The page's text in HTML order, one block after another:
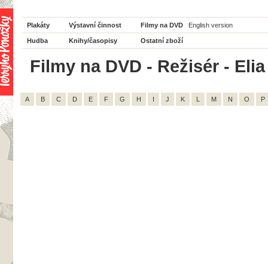
Plakáty Výstavní činnost Filmy na DVD English version
Hudba Knihy/časopisy Ostatní zboží
Filmy na DVD - Režisér -
A B C D E F G H I J K L M N O P